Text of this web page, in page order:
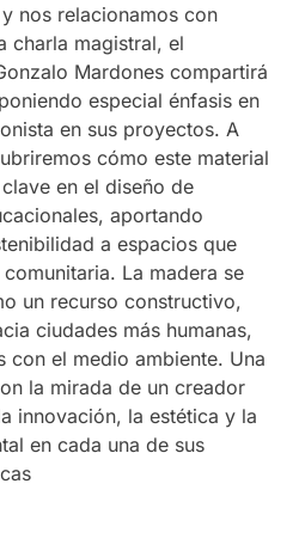
nos relacionamos con
charla magistral, el
Mardones compartirá
especial énfasis en
en sus proyectos. A
cómo este material
en el diseño de
aportando
a espacios que
La madera se
un recurso constructivo,
ciudades más humanas,
con el medio ambiente. Una
la mirada de un creador
innovación, la estética y la
en cada una de sus